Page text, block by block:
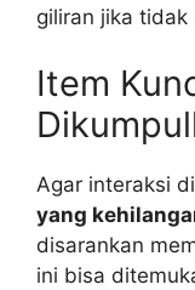
giliran jika
Item
Agar interaksi di
yang
disarankan
ini bisa